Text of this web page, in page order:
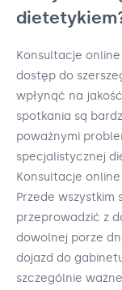
Konsultacje
dostęp do
wpłynąć na
spotkania są
poważnymi
specjalistycznej
Konsultacje
Przede wszystkim
przeprowadzić z
dowolnej porze
dojazd do
szczególnie